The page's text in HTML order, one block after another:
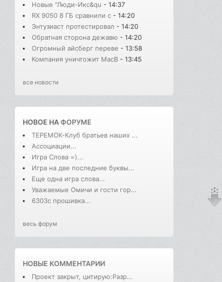
Новые "Люди-Икс&qu - 14:37
RX 9050 8 ГБ сравнили с - 14:20
Энтузиаст протестировал - 14:20
Обратная сторона дежавю - 14:20
Огромный айсберг переве - 13:58
Компания уничтожит MacB - 13:45
все новости
НОВОЕ НАФОРУМЕ
ТЕРЕМОК-Клуб братьев наших ...
Ассоциации...
Игра Слова =)...
Игра на две последние буквы...
Еще одна игра слова...
Уважаемые Омичи и гости гор...
6303с прошивка...
весь форум
НОВЫЕ КОММЕНТАРИИ
Проект закрыт, цитирую:Разр...